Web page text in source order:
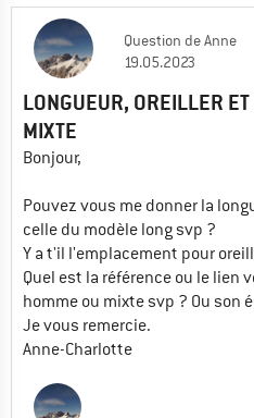
Question deAnne
19.05.2023
LONGUEUR, OREILLER
MIXTE
Bonjour,
Pouvez vous me donner la
celle du modèle long svp ?
Y a t'il l'emplacement pour
Quel est la référence ou le lien
homme ou mixte svp ? Ou son
Je vous remercie.
Anne-Charlotte